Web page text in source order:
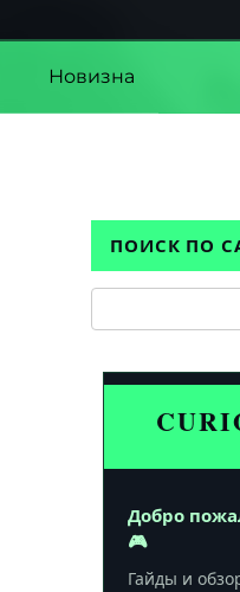
Новизна
ПОИСК ПО
Добро
🎮
Гайды и